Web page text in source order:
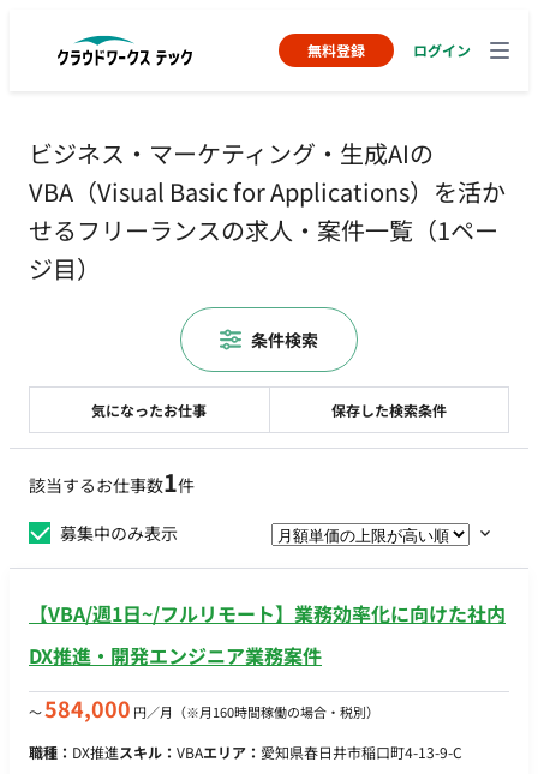
無料登録 ログイン
ビジネス・マーケティング・生成AIの
VBA（Visual Basic for Applications）を活か
せるフリーランスの求人・案件一覧（1ペー
ジ目）
該当するお仕事数1件
募集中のみ表示
【VBA/週1日~/フルリモート】業務効率化に向けた社内
DX推進・開発エンジニア業務案件
〜584,000 円／月 （※月160時間稼働の場合・税別）
職種： DX推進スキル： VBAエリア： 愛知県春日井市稲口町4-13-9-C
気になったお仕事 保存した検索条件
条件検索